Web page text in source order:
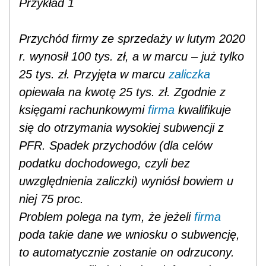
Przykład 1
Przychód firmy ze sprzedaży w lutym 2020
r. wynosił 100 tys. zł, a w marcu – już tylko
25 tys. zł. Przyjęta w marcu zaliczka
opiewała na kwotę 25 tys. zł. Zgodnie z
księgami rachunkowymi firma kwalifikuje
się do otrzymania wysokiej subwencji z
PFR. Spadek przychodów (dla celów
podatku dochodowego, czyli bez
uwzględnienia zaliczki) wyniósł bowiem u
niej 75 proc.
Problem polega na tym, że jeżeli firma
poda takie dane we wniosku o subwencję,
to automatycznie zostanie on odrzucony.